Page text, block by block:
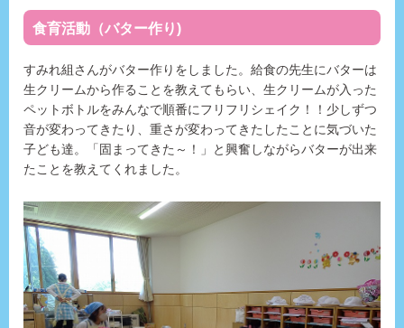
食育活動（バター作り)
すみれ組さんがバター作りをしました。給食の先生にバターは
生クリームから作ることを教えてもらい、生クリームが入った
ペットボトルをみんなで順番にフリフリシェイク！！少しずつ
音が変わってきたり、重さが変わってきたしたことに気づいた
子ども達。「固まってきた～！」と興奮しながらバターが出来
たことを教えてくれました。